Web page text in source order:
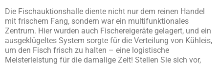
Die Fischauktionshalle diente nicht nur dem reinen Handel
mit frischem Fang, sondern war ein multifunktionales
Zentrum. Hier wurden auch Fischereigeräte gelagert, und ein
ausgeklügeltes System sorgte für die Verteilung von Kühleis,
um den Fisch frisch zu halten – eine logistische
Meisterleistung für die damalige Zeit! Stellen Sie sich vor,